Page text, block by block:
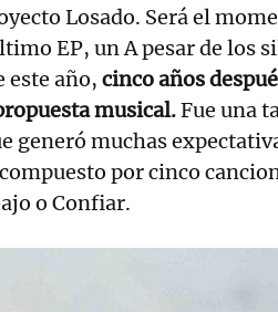
Losado. Será el
EP, un A pesar de los
este año, cinco años
musical.Fue una
generó muchas
por cinco
o Confiar.